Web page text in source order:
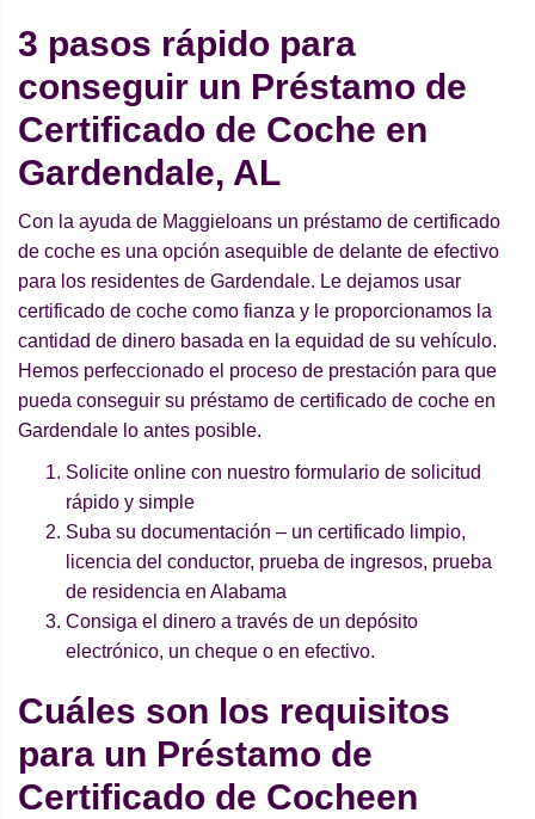
3 pasos rápido para
conseguir un Préstamo de
Certificado de Coche en
Gardendale, AL
Con la ayuda de Maggieloans un préstamo de certificado
de coche es una opción asequible de delante de efectivo
para los residentes de Gardendale. Le dejamos usar
certificado de coche como fianza y le proporcionamos la
cantidad de dinero basada en la equidad de su vehículo.
Hemos perfeccionado el proceso de prestación para que
pueda conseguir su préstamo de certificado de coche en
Gardendale lo antes posible.
Solicite online con nuestro formulario de solicitud
rápido y simple
Suba su documentación – un certificado limpio,
licencia del conductor, prueba de ingresos, prueba
de residencia en Alabama
Consiga el dinero a través de un depósito
electrónico, un cheque o en efectivo.
Cuáles son los requisitos
para un Préstamo de
Certificado de Cocheen